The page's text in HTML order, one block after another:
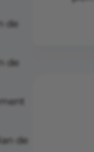
de
de
de